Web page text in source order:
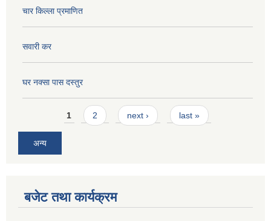
चार किल्ला प्रमाणित
सवारी कर
घर नक्सा पास दस्तुर
Pages1 2 next › last »
अन्य
बजेट तथा कार्यक्रम